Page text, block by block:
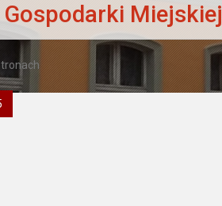
Gospodarki Miejskiej